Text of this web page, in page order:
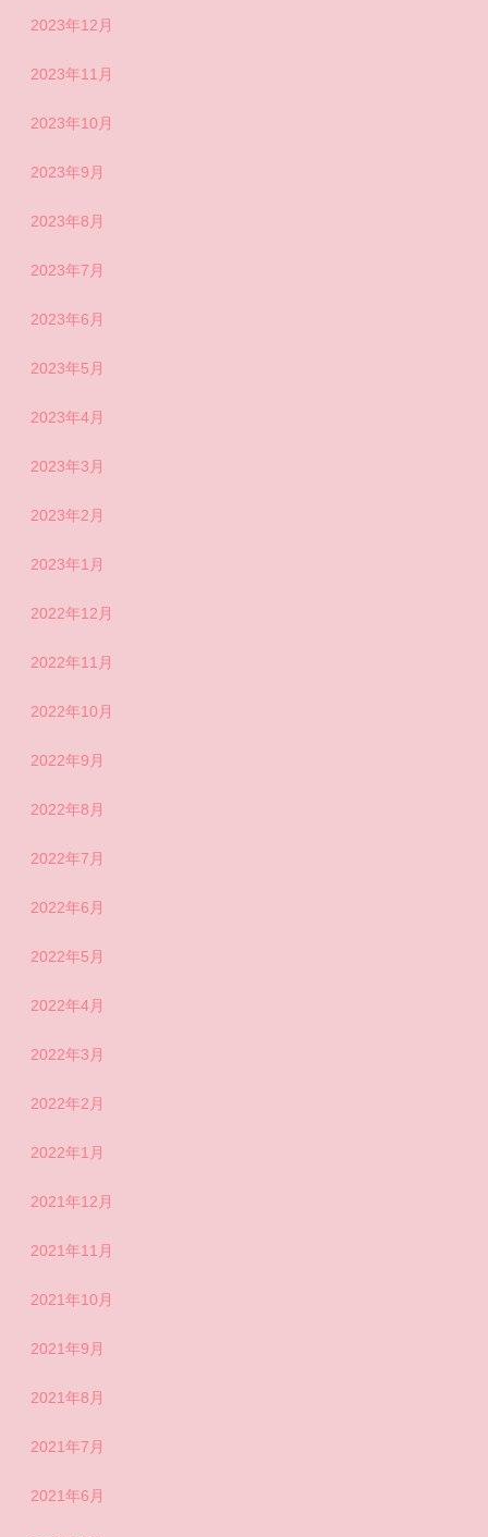
2023年12月
2023年11月
2023年10月
2023年9月
2023年8月
2023年7月
2023年6月
2023年5月
2023年4月
2023年3月
2023年2月
2023年1月
2022年12月
2022年11月
2022年10月
2022年9月
2022年8月
2022年7月
2022年6月
2022年5月
2022年4月
2022年3月
2022年2月
2022年1月
2021年12月
2021年11月
2021年10月
2021年9月
2021年8月
2021年7月
2021年6月